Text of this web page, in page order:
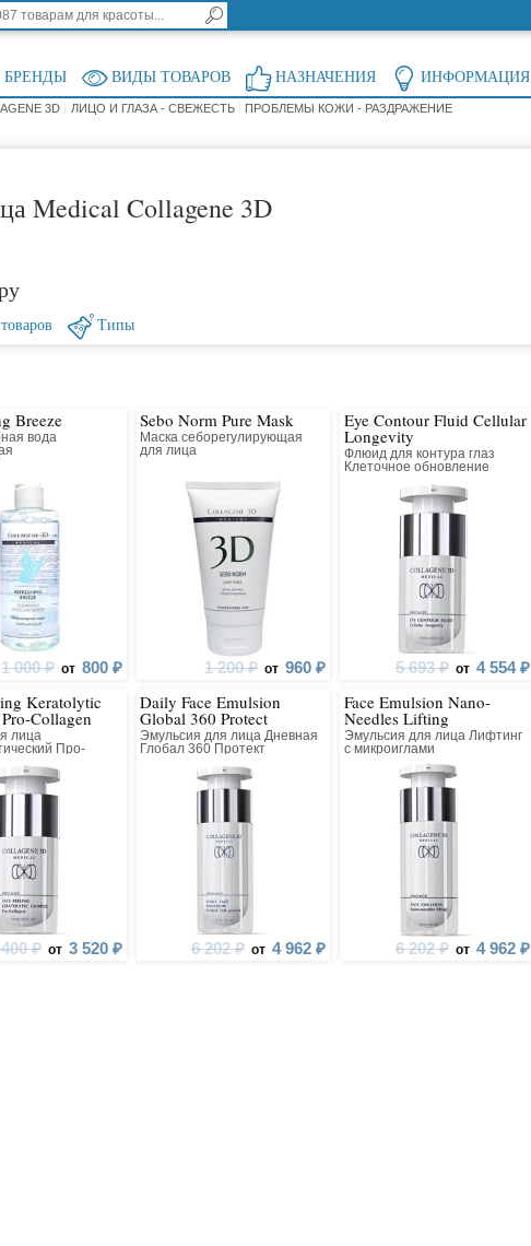
БРЕНДЫ ВИДЫ ТОВАРОВ НАЗНАЧЕНИЯ ИНФОРМАЦИЯ
3D ЛИЦО И ГЛАЗА - СВЕЖЕСТЬ ПРОБЛЕМЫ КОЖИ - РАЗДРАЖЕНИЕ
Medical Collagene 3D
Типы
Breeze
вода
1 000 ₽ от 800 ₽
Sebo Norm Pure Mask
Маска себорегулирующая
для лица
1 200 ₽ от 960 ₽
Eye Contour Fluid Cellular
Longevity
Флюид для контура глаз
Клеточное обновление
5 693 ₽ от 4 554 ₽
Keratolytic
Collagen
лица
Про-
₽ от 3 520 ₽
Daily Face Emulsion
Global 360 Protect
Эмульсия для лица Дневная
Глобал 360 Протект
6 202 ₽ от 4 962 ₽
Face Emulsion Nano-
Needles Lifting
Эмульсия для лица Лифтинг
с микроиглами
6 202 ₽ от 4 962 ₽